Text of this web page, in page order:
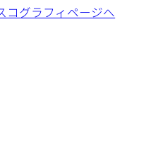
コグラフィページへ